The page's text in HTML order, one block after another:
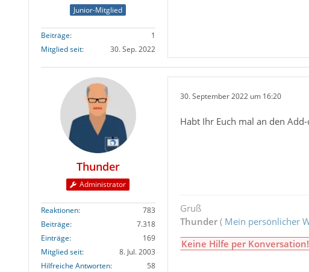
Junior-Mitglied
Beiträge
1
Mitglied seit
30. Sep. 2022
Thunder
Administrator
Reaktionen
783
Beiträge
7.318
Einträge
169
Mitglied seit
8. Jul. 2003
Hilfreiche Antworten
58
30. September 2022 um 16:20
Habt Ihr Euch mal an den
Gruß
Thunder( Mein persönlicher
Keine Hilfe per Konversation!